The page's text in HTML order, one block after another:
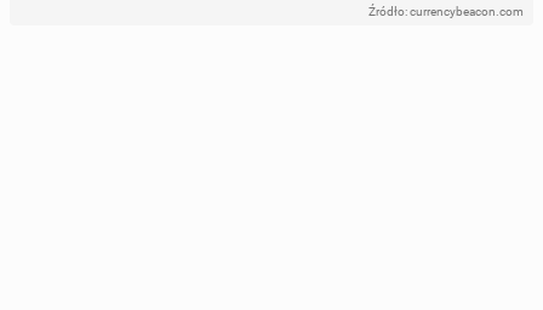
Źródło: currencybeacon.com